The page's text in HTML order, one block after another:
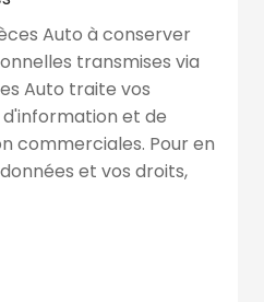
Auto à conserver
transmises via
Auto traite vos
et de
commerciales. Pour en
et vos droits,